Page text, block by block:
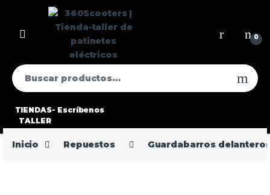
0
TIENDAS-
TALLER
Escríbenos
Inicio Repuestos Guardabarros